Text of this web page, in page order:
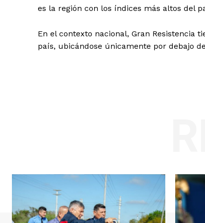
es la región con los índices más altos del
En el contexto nacional, Gran Resistencia
país, ubicándose únicamente por debajo